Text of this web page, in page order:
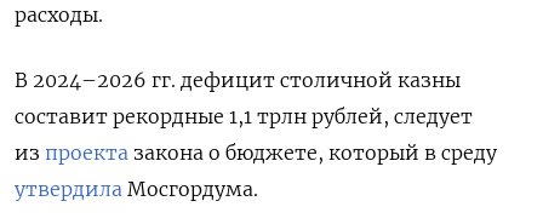
расходы.
В 2024–2026 гг. дефицит столичной казны
составит рекордные 1,1 трлн рублей, следует
из проекта закона о бюджете, который в среду
утвердила Мосгордума.